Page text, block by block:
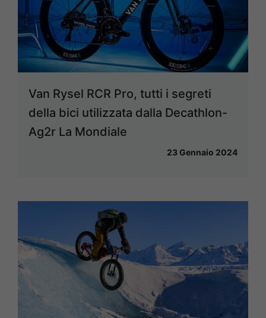
Van Rysel RCR Pro, tutti i segreti
della bici utilizzata dalla Decathlon-
Ag2r La Mondiale
23 Gennaio 2024